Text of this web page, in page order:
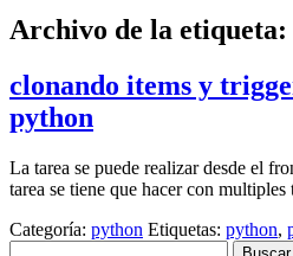
Archivo de la etiqueta:
clonando items y
python
La tarea se puede realizar desde el
tarea se tiene que hacer con
Categoría: python Etiquetas: python,